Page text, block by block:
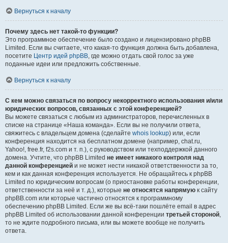
Вернуться к началу
Почему здесь нет такой-то функции?
Это программное обеспечение было создано и лицензировано phpBB
Limited. Если вы считаете, что какая-то функция должна быть добавлена,
посетите Центр идей phpBB, где можно отдать свой голос за уже
поданные идеи или предложить собственные.
Вернуться к началу
С кем можно связаться по вопросу некорректного использования и/или
юридических вопросов, связанных с этой конференцией?
Вы можете связаться с любым из администраторов, перечисленных в
списке на странице «Наша команда». Если вы не получили ответа,
свяжитесь с владельцем домена (сделайте whois lookup) или, если
конференция находится на бесплатном домене (например, chat.ru,
Yahoo!, free.fr, f2s.com и т. п.), с руководством или техподдержкой данного
домена. Учтите, что phpBB Limited не имеет никакого контроля над
данной конференцией и не может нести никакой ответственности за то,
кем и как данная конференция используется. Не обращайтесь к phpBB
Limited по юридическим вопросам (о приостановке работы конференции,
ответственности за неё и т. д.), которые не относятся напрямую к сайту
phpBB.com или которые частично относятся к программному
обеспечению phpBB Limited. Если же вы всё-таки пошлёте email в адрес
phpBB Limited об использовании данной конференции третьей стороной,
то не ждите подробного письма, или вы можете вообще не получить
ответа.